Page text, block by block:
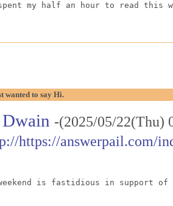
my half an hour to read
wanted to say Hi.
Dwain -(2025/05/
https://answerpail.com/
is fastidious in support of